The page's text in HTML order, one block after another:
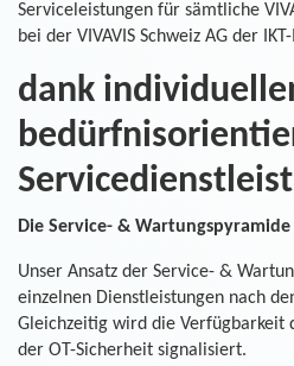
Serviceleistungen für sämtliche
bei der VIVAVIS Schweiz AG der
dank
Die Service- & Wartungspyramide
Unser Ansatz der Service- &
einzelnen Dienstleistungen nach
Gleichzeitig wird die Verfügbarkeit
der OT-Sicherheit signalisiert.